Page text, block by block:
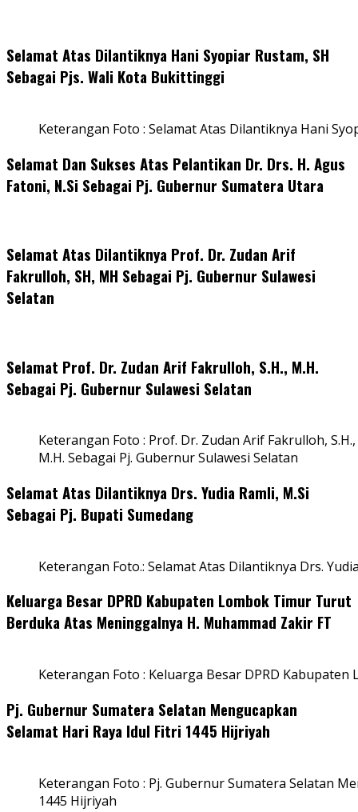
Selamat Atas Dilantiknya Hani Syopiar Rustam, SH
Sebagai Pjs. Wali Kota Bukittinggi
Keterangan Foto : Selamat Atas Dilantiknya Hani
Selamat Dan Sukses Atas Pelantikan Dr. Drs. H. Agus
Fatoni, N.Si Sebagai Pj. Gubernur Sumatera Utara
Selamat Atas Dilantiknya Prof. Dr. Zudan Arif
Fakrulloh, SH, MH Sebagai Pj. Gubernur Sulawesi
Selatan
Selamat Prof. Dr. Zudan Arif Fakrulloh, S.H., M.H.
Sebagai Pj. Gubernur Sulawesi Selatan
Keterangan Foto : Prof. Dr. Zudan Arif Fakrulloh, S.H.,
M.H. Sebagai Pj. Gubernur Sulawesi Selatan
Selamat Atas Dilantiknya Drs. Yudia Ramli, M.Si
Sebagai Pj. Bupati Sumedang
Keterangan Foto.: Selamat Atas Dilantiknya Drs.
Keluarga Besar DPRD Kabupaten Lombok Timur Turut
Berduka Atas Meninggalnya H. Muhammad Zakir FT
Keterangan Foto : Keluarga Besar DPRD
Pj. Gubernur Sumatera Selatan Mengucapkan
Selamat Hari Raya Idul Fitri 1445 Hijriyah
Keterangan Foto : Pj. Gubernur Sumatera Selatan
1445 Hijriyah